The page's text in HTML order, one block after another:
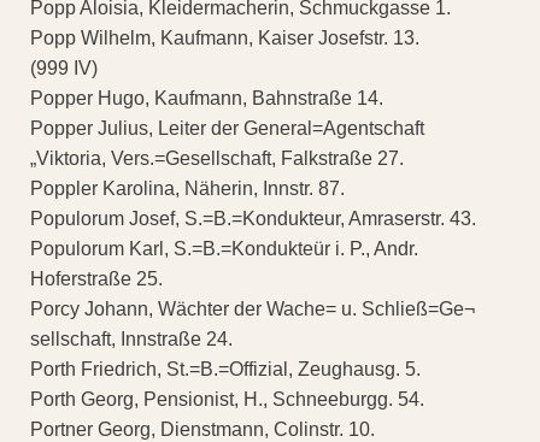
Popp Aloisia, Kleidermacherin, Schmuckgasse 1.
Popp Wilhelm, Kaufmann, Kaiser Josefstr. 13.
(999 IV)
Popper Hugo, Kaufmann, Bahnstraße 14.
Popper Julius, Leiter der General=Agentschaft
„Viktoria, Vers.=Gesellschaft, Falkstraße 27.
Poppler Karolina, Näherin, Innstr. 87.
Populorum Josef, S.=B.=Kondukteur, Amraserstr. 43.
Populorum Karl, S.=B.=Kondukteür i. P., Andr.
Hoferstraße 25.
Porcy Johann, Wächter der Wache= u. Schließ=Ge¬
sellschaft, Innstraße 24.
Porth Friedrich, St.=B.=Offizial, Zeughausg. 5.
Porth Georg, Pensionist, H., Schneeburgg. 54.
Portner Georg, Dienstmann, Colinstr. 10.